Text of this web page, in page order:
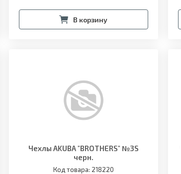
В корзину
Чехлы AKUBA "BROTHERS" №3S
черн.
Код товара: 218220